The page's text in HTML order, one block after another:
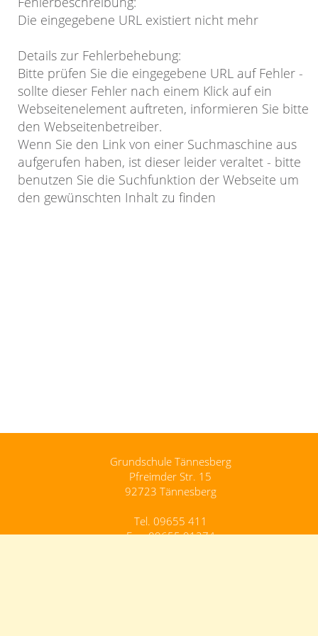
Die eingegebene URL existiert nicht mehr
Details zur Fehlerbehebung:
Bitte prüfen Sie die eingegebene URL auf Fehler -
sollte dieser Fehler nach einem Klick auf ein
Webseitenelement auftreten, informieren Sie bitte
den Webseitenbetreiber.
Wenn Sie den Link von einer Suchmaschine aus
aufgerufen haben, ist dieser leider veraltet - bitte
benutzen Sie die Suchfunktion der Webseite um
den gewünschten Inhalt zu finden
Grundschule Tännesberg
Pfreimder Str. 15
92723 Tännesberg
Tel. 09655 411
Fax. 09655 91274